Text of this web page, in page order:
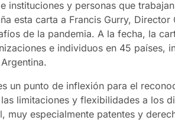
instituciones y personas que
esta carta a Francis Gurry, Director
de la pandemia. A la fecha, la
e individuos en 45 países,
un punto de inflexión para el
limitaciones y flexibilidades a los
muy especialmente patentes y